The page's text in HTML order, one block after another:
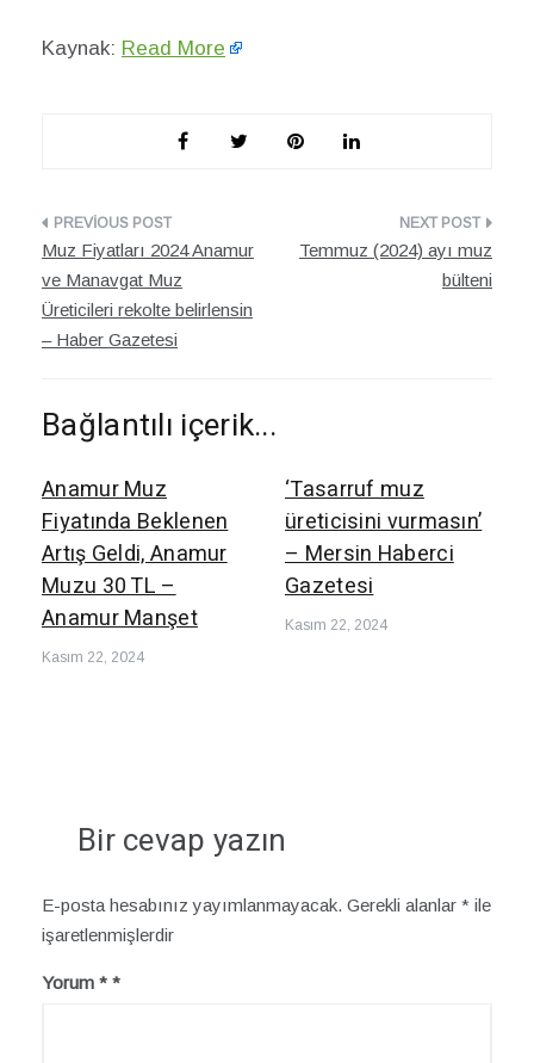
Kaynak: Read More
Yazı
dolaşımı
Muz Fiyatları 2024 Anamur
ve Manavgat Muz
Üreticileri rekolte belirlensin
– Haber Gazetesi
Temmuz (2024) ayı muz
bülteni
Bağlantılı içerik...
Anamur Muz
Fiyatında Beklenen
Artış Geldi, Anamur
Muzu 30 TL –
Anamur Manşet
Kasım 22, 2024
‘Tasarruf muz
üreticisini vurmasın’
– Mersin Haberci
Gazetesi
Kasım 22, 2024
Bir cevap yazın
E-posta hesabınız yayımlanmayacak. Gerekli alanlar * ile
işaretlenmişlerdir
Yorum *